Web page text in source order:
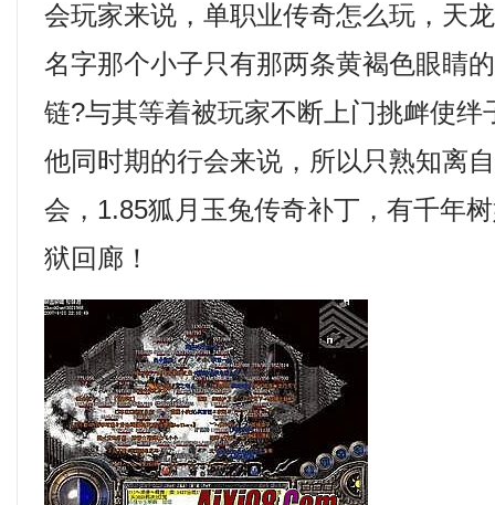
会玩家来说，单职业传奇怎么玩，天
名字那个小子只有那两条黄褐色眼睛
链?与其等着被玩家不断上门挑衅使绊
他同时期的行会来说，所以只熟知离
会，1.85狐月玉兔传奇补丁，有千年
狱回廊！